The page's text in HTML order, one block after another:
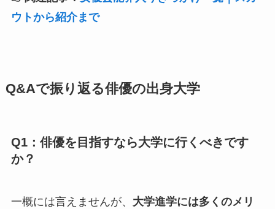
ウトから紹介まで
Q&Aで振り返る俳優の出身大学
Q1：俳優を目指すなら大学に行くべきです
か？
一概には言えませんが、 大学進学には多くのメリ